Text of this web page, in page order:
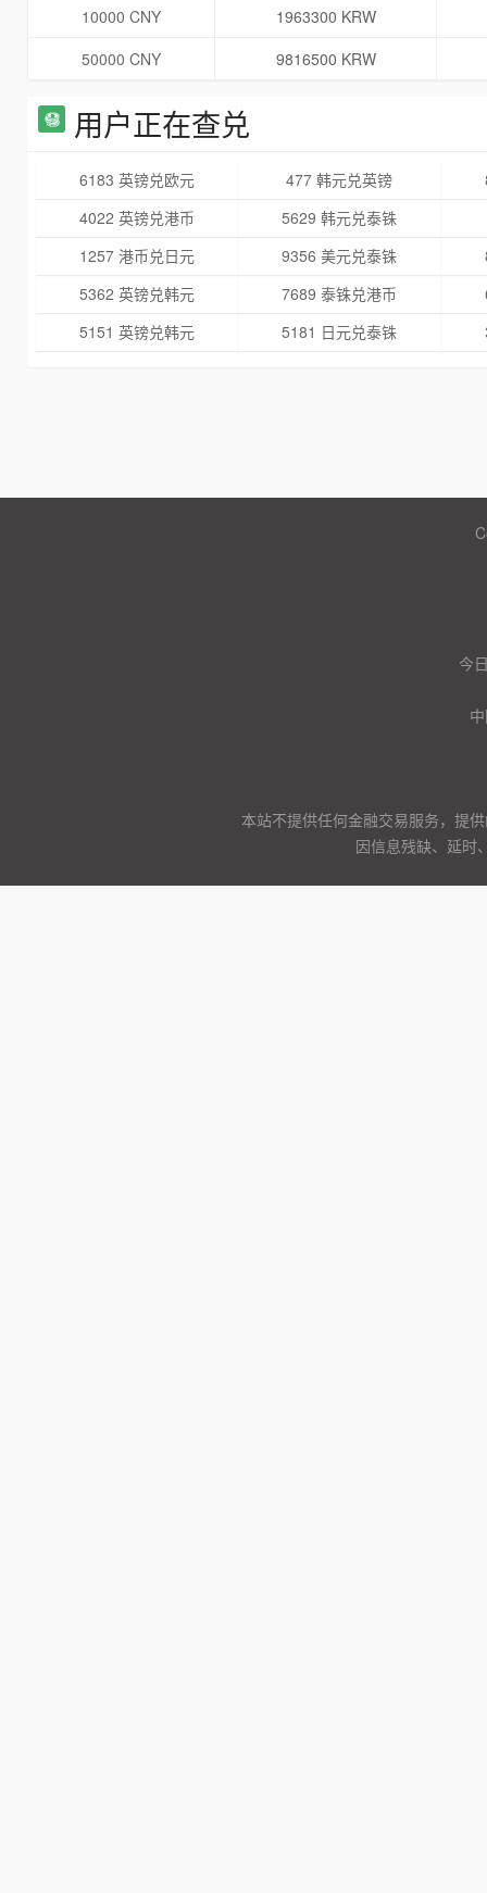
10000 CNY
1963300 KRW
50000 CNY
9816500 KRW
用户正在查兑
6183 英镑兑欧元 477 韩元兑英镑
4022 英镑兑港币
5629 韩元兑泰铢
1257 港币兑日元
9356 美元兑泰铢
5362 英镑兑韩元
7689 泰铢兑港币
5151 英镑兑韩元
5181 日元兑泰铢
今
本站不提供任何金融交易服务，提
因信息残缺、延时